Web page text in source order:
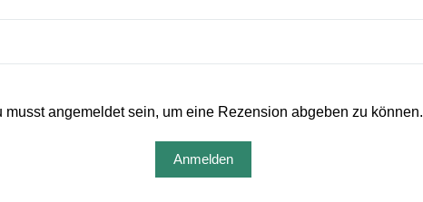
musst angemeldet sein, um eine Rezension abgeben zu können.
Anmelden